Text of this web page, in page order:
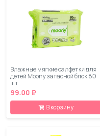
Влажные мягкие салфетки для
детей Moony запасной блок 80
шт
99.00 ₽
В корзину